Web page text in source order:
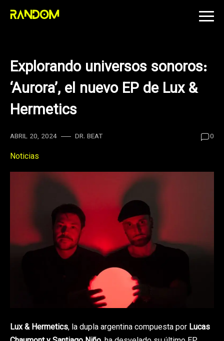
Skip
Explorando universos sonoros:
‘Aurora’, el nuevo EP de Lux &
Hermetics
ABRIL 20, 2024 DR. BEAT 0
Noticias
Lux & Hermetics, la dupla argentina compuesta por Lucas